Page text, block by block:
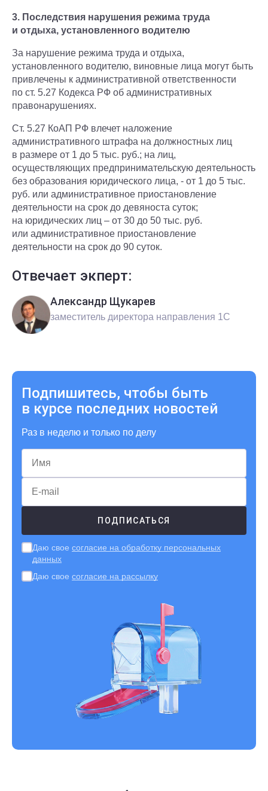
3. Последствия нарушения режима труда
и отдыха, установленного водителю
За нарушение режима труда и отдыха,
установленного водителю, виновные лица могут быть
привлечены к административной ответственности
по ст. 5.27 Кодекса РФ об административных
правонарушениях.
Ст. 5.27 КоАП РФ влечет наложение
административного штрафа на должностных лиц
в размере от 1 до 5 тыс. руб.; на лиц,
осуществляющих предпринимательскую деятельность
без образования юридического лица, - от 1 до 5 тыс.
руб. или административное приостановление
деятельности на срок до девяноста суток;
на юридических лиц – от 30 до 50 тыс. руб.
или административное приостановление
деятельности на срок до 90 суток.
Отвечает экперт:
Александр Щукарев
заместитель директора направления 1С
Подпишитесь, чтобы быть
в курсе последних новостей
Раз в неделю и только по делу
Даю свое согласие на обработку персональных
данных
Даю свое согласие на рассылку